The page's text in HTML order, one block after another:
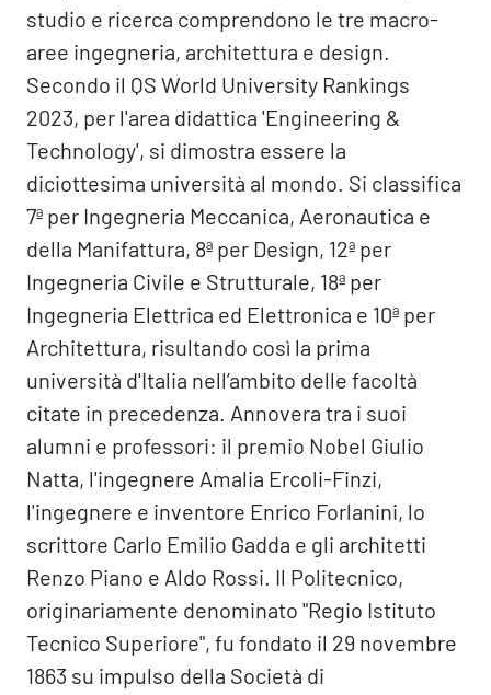
studio e ricerca comprendono le tre macro-
aree ingegneria, architettura e design.
Secondo il QS World University Rankings
2023, per l'area didattica 'Engineering &
Technology', si dimostra essere la
diciottesima università al mondo. Si classifica
7ª per Ingegneria Meccanica, Aeronautica e
della Manifattura, 8ª per Design, 12ª per
Ingegneria Civile e Strutturale, 18ª per
Ingegneria Elettrica ed Elettronica e 10ª per
Architettura, risultando così la prima
università d'Italia nell’ambito delle facoltà
citate in precedenza. Annovera tra i suoi
alumni e professori: il premio Nobel Giulio
Natta, l'ingegnere Amalia Ercoli-Finzi,
l'ingegnere e inventore Enrico Forlanini, lo
scrittore Carlo Emilio Gadda e gli architetti
Renzo Piano e Aldo Rossi. Il Politecnico,
originariamente denominato "Regio Istituto
Tecnico Superiore", fu fondato il 29 novembre
1863 su impulso della Società di